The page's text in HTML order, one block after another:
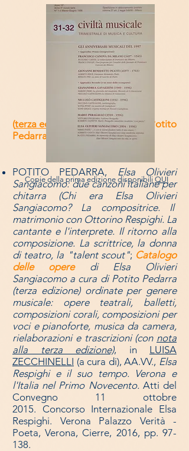
(terza edizione ), 2015,a cura di Potito
Pedarra
POTITO PEDARRA,
Elsa Olivieri
Sangiacomo: due canzoni italiane per
chitarra (Chi era Elsa Olivieri
Sangiacomo? La compositrice. Il
matrimonio con Ottorino Respighi. La
cantante e l'interprete. Il ritorno alla
composizione. La scrittrice, la donna
di teatro, la "talent scout"; Catalogo
delle opere
di Elsa Olivieri
Sangiacomo a cura di Potito Pedarra
(terza edizione) ordinate per genere
musicale: opere teatrali, balletti,
composizioni corali, composizioni per
voci e pianoforte, musica da camera,
rielaborazioni e trascrizioni (con nota
alla terza edizione), in LUISA
ZECCHINELLI (a cura di),AA.VV., Elsa
Respighi e il suo tempo.
Verona e
l'Italia nel Primo Novecento. Atti del
Convegno 11 ottobre
2015. Concorso Internazionale Elsa
Respighi. Verona Palazzo Verità -
Poeta, Verona, Cierre, 2016, pp. 97-
138.
Copie della prima edizione disponibili QUI